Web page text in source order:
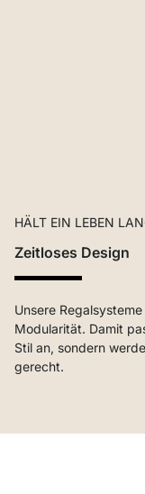
HÄLT EIN LEBEN
Zeitloses Design
Unsere
Modularität. Damit
Stil an, sondern
gerecht.